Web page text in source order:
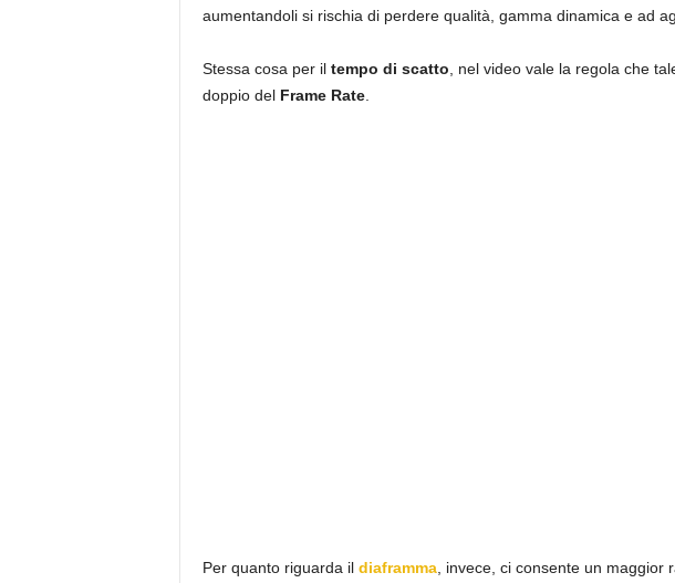
aumentandoli si rischia di perdere qualità, gamma dinamica e ad
Stessa cosa per iltempo di scatto , nel video vale la regola che
doppio del Frame Rate.
Per quanto riguarda il diaframma, invece, ci consente un maggior